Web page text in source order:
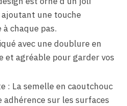
une touche
chaque pas.
avec une doublure en
et agréable pour garder vos
: La semelle en caoutchouc
sur les surfaces